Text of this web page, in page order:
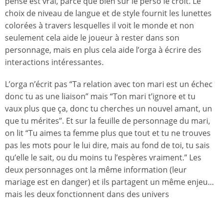
choix de niveau de langue et de style fournit les lunettes
colorées à travers lesquelles il voit le monde et non
seulement cela aide le joueur à rester dans son
personnage, mais en plus cela aide l’orga à écrire des
interactions intéressantes.
L’orga n’écrit pas “Ta relation avec ton mari est un échec
donc tu as une liaison” mais “Ton mari t’ignore et tu
vaux plus que ça, donc tu cherches un nouvel amant, un
que tu mérites”. Et sur la feuille de personnage du mari,
on lit “Tu aimes ta femme plus que tout et tu ne trouves
pas les mots pour le lui dire, mais au fond de toi, tu sais
qu’elle le sait, ou du moins tu l’espères vraiment.” Les
deux personnages ont la même information (leur
mariage est en danger) et ils partagent un même enjeu…
mais les deux fonctionnent dans des univers